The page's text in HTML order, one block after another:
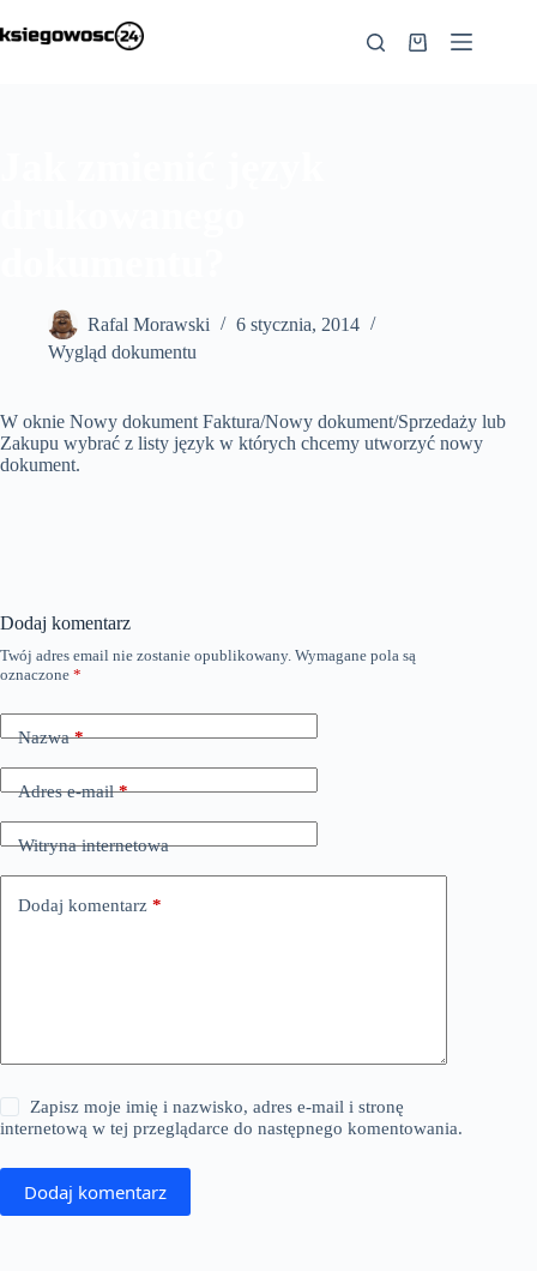
do
Koszyk
Rafal Morawski
6 stycznia, 2014
Wygląd dokumentu
W oknie Nowy dokument Faktura/Nowy dokument/Sprzedaży lub
Zakupu wybrać z listy język w których chcemy utworzyć nowy
dokument.
Dodaj komentarz
Twój adres email nie zostanie opublikowany. Wymagane pola są
oznaczone *
Nazwa*
Adres e-mail*
Witryna internetowa
Dodaj komentarz *
Zapisz moje imię i nazwisko, adres e-mail i stronę
internetową w tej przeglądarce do następnego komentowania.
Dodaj komentarz